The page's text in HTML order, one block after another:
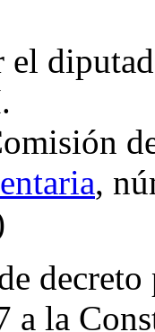
el
,
a la